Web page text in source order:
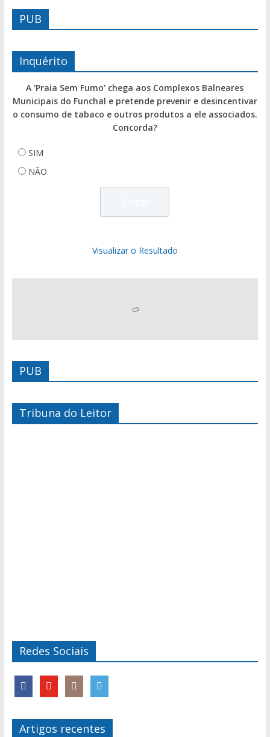
PUB
Inquérito
A 'Praia Sem Fumo' chega aos Complexos Balneares
Municipais do Funchal e pretende prevenir e desincentivar
o consumo de tabaco e outros produtos a ele associados.
Concorda?
SIM
NÃO
Visualizar o Resultado
PUB
Tribuna do Leitor
Redes Sociais
Artigos recentes